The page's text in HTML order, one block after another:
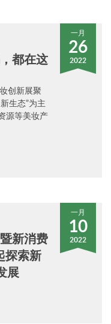
一月
26
2022
都在这
创新展聚
生态”为主
源等美妆产
一月
10
2022
新消费
探索新
展